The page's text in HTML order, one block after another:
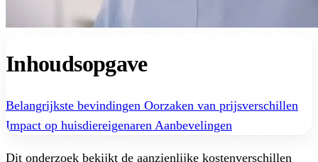
Inhoudsopgave
Belangrijkste bevindingen Oorzaken van prijsverschillen
Impact op huisdiereigenaren Aanbevelingen
Dit onderzoek bekijkt de aanzienlijke kostenverschillen